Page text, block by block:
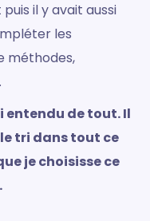
il y avait aussi
les
méthodes,
entendu de tout. Il
tri dans tout ce
je choisisse ce